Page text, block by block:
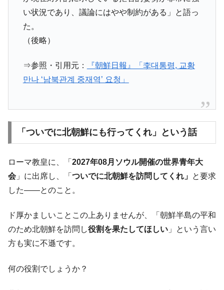
い状況であり、議論にはやや制約がある」と語っ
た。
（後略）
⇒参照・引用元：
『朝鮮日報』「李대통령, 교황
만나 ‘남북관계 중재역’ 요청」
「ついでに北朝鮮にも行ってくれ」という話
ローマ教皇に、「 2027年08月ソウル開催の世界青年大
会 」に出席し、「 ついでに北朝鮮を訪問してくれ」 と要求
した――とのこと。
ド厚かましいことこの上ありませんが、「朝鮮半島の平和
のため北朝鮮を訪問し役割を果たしてほしい 」という言い
方も実に不遜です。
何の役割でしょうか？